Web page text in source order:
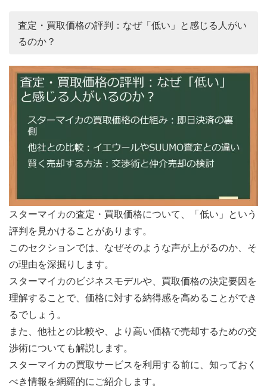
査定・買取価格の評判：なぜ「低い」と感じる人がい
るのか？
スターマイカの査定・買取価格について、「低い」という
評判を見かけることがあります。
このセクションでは、なぜそのような声が上がるのか、そ
の理由を深掘りします。
スターマイカのビジネスモデルや、買取価格の決定要因を
理解することで、価格に対する納得感を高めることができ
るでしょう。
また、他社との比較や、より高い価格で売却するための交
渉術についても解説します。
スターマイカの買取サービスを利用する前に、知っておく
べき情報を網羅的にご紹介します。